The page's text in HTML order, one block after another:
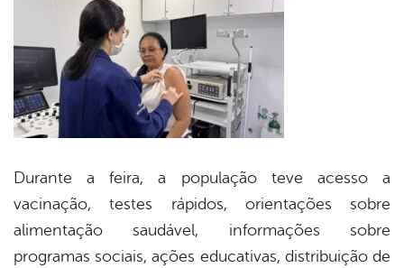
Durante a feira, a população teve acesso a
vacinação, testes rápidos, orientações sobre
alimentação saudável, informações sobre
programas sociais, ações educativas, distribuição de